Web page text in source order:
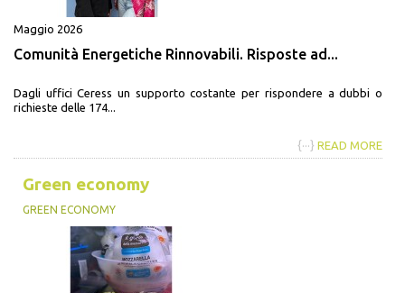
Maggio 2026
Comunità Energetiche Rinnovabili. Risposte ad...
Dagli uffici Ceress un supporto costante per rispondere a dubbi o
richieste delle 174...
{···} READ MORE
Green economy
GREEN ECONOMY